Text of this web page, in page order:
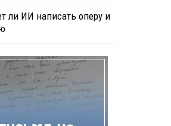
ли ИИ написать оперу и